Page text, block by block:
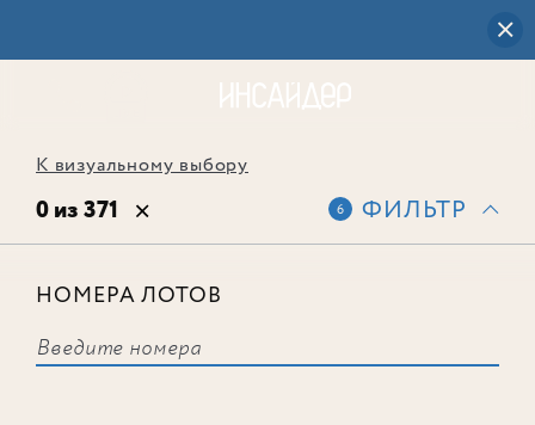
К визуальному выбору
0 из 371 6 ФИЛЬТР
НОМЕРА ЛОТОВ
соответствует ни одного лота